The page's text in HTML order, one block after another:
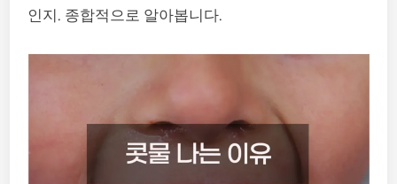
인지. 종합적으로 알아봅니다.